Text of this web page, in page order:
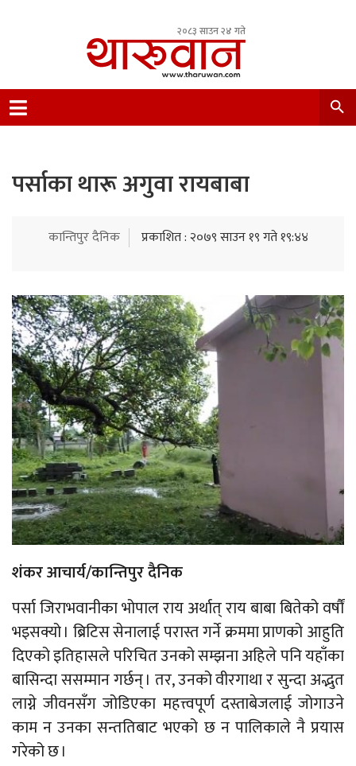
२०८३ साउन २४ गते
Nepal.
पर्साका थारू अगुवा रायबाबा
कान्तिपुर दैनिक प्रकाशित : २०७९ साउन १९ गते १९:४४
शंकर आचार्य/कान्तिपुर दैनिक
पर्सा जिराभवानीका भोपाल राय अर्थात् राय बाबा बितेको वर्षौं
भइसक्यो । ब्रिटिस सेनालाई परास्त गर्ने क्रममा प्राणको आहुति
दिएको इतिहासले परिचित उनको सम्झना अहिले पनि यहाँका
बासिन्दा ससम्मान गर्छन् । तर, उनको वीरगाथा र सुन्दा अद्भुत
लाग्ने जीवनसँग जोडिएका महत्त्वपूर्ण दस्ताबेजलाई जोगाउने
काम न उनका सन्ततिबाट भएको छ न पालिकाले नै प्रयास
गरेको छ ।